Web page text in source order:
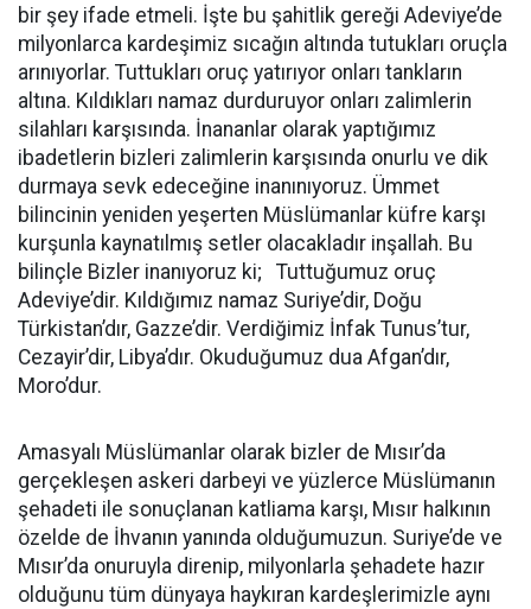
bir şey ifade etmeli. İşte bu şahitlik gereği Adeviye’de
milyonlarca kardeşimiz sıcağın altında tutukları oruçla
arınıyorlar. Tuttukları oruç yatırıyor onları tankların
altına. Kıldıkları namaz durduruyor onları zalimlerin
silahları karşısında. İnananlar olarak yaptığımız
ibadetlerin bizleri zalimlerin karşısında onurlu ve dik
durmaya sevk edeceğine inanınıyoruz. Ümmet
bilincinin yeniden yeşerten Müslümanlar küfre karşı
kurşunla kaynatılmış setler olacakladır inşallah. Bu
bilinçle Bizler inanıyoruz ki; Tuttuğumuz oruç
Adeviye’dir. Kıldığımız namaz Suriye’dir, Doğu
Türkistan’dır, Gazze’dir. Verdiğimiz İnfak Tunus’tur,
Cezayir’dir, Libya’dır. Okuduğumuz dua Afgan’dır,
Moro’dur.
Amasyalı Müslümanlar olarak bizler de Mısır’da
gerçekleşen askeri darbeyi ve yüzlerce Müslümanın
şehadeti ile sonuçlanan katliama karşı, Mısır halkının
özelde de İhvanın yanında olduğumuzun. Suriye’de ve
Mısır’da onuruyla direnip, milyonlarla şehadete hazır
olduğunu tüm dünyaya haykıran kardeşlerimizle aynı